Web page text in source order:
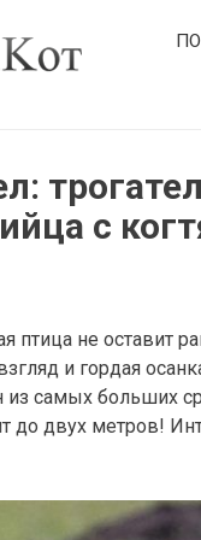
с
птица не оставит
и гордая
самых больших
до двух метров!